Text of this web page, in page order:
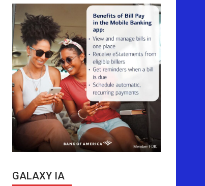
GALAXY IA